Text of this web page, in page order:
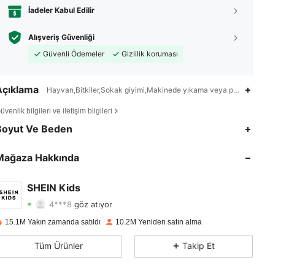
İadeler Kabul Edilir
Alışveriş Güvenliği
Güvenli Ödemeler
Gizlilik koruması
Hayvan,Bitkiler,Sokak giyimi,Makinede yıkama veya profesyonel kuru
bilgileri ve iletişim bilgileri
Ve Beden
Hakkında
SHEIN Kids
4,89
4,89 Derecelendirme
4,89 50K 809K
4,89 50K 809K
15.1M Yakın zamanda satıldı 10.2M Yeniden satın alma
Tüm Ürünler Takip Et